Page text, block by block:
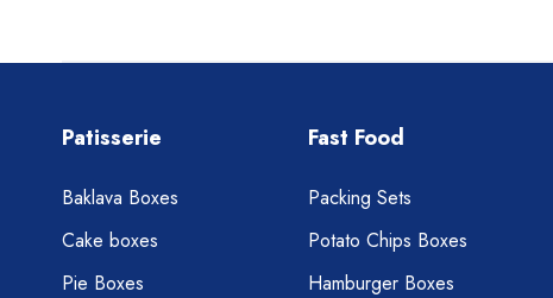
Patisserie
Baklava Boxes
Cake boxes
Pie Boxes
Fast Food
Packing Sets
Potato Chips Boxes
Hamburger Boxes